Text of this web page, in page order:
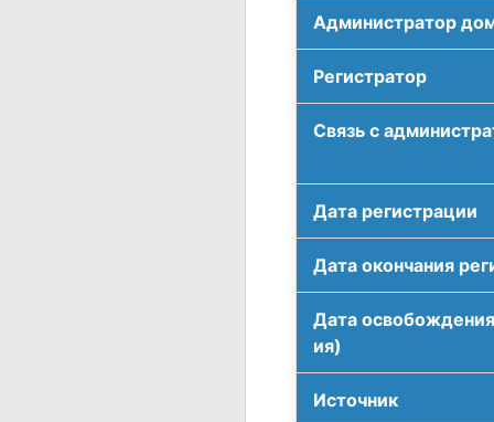
Администратор
Регистратор
Связь с
Дата регистрации
Дата окончания
Дата
ия)
Источник